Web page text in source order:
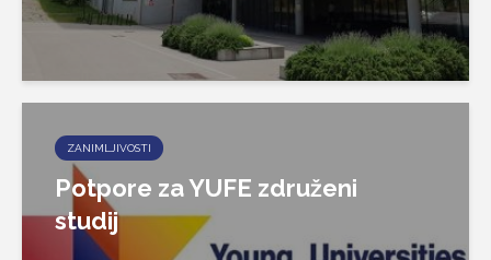
ZANIMLJIVOSTI
Potpore za YUFE združeni
studij